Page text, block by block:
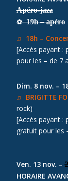
Apéro-jazz
✿ 19h – apéro
♫ 18h –
[Accès payant :
pour les – de 7
Dim. 8 nov. –
♫ BRIGITTE
rock)
[Accès payant :
gratuit pour les
Ven. 13 nov. –
HORAIRE